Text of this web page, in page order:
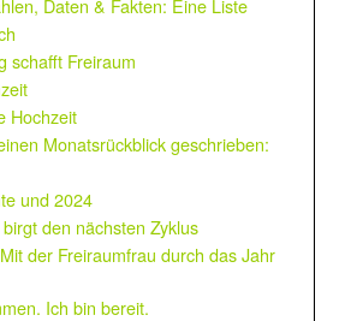
Daten & Fakten: Eine Liste
schafft Freiraum
Hochzeit
Monatsrückblick geschrieben:
und 2024
den nächsten Zyklus
der Freiraumfrau durch das Jahr
Ich bin bereit.